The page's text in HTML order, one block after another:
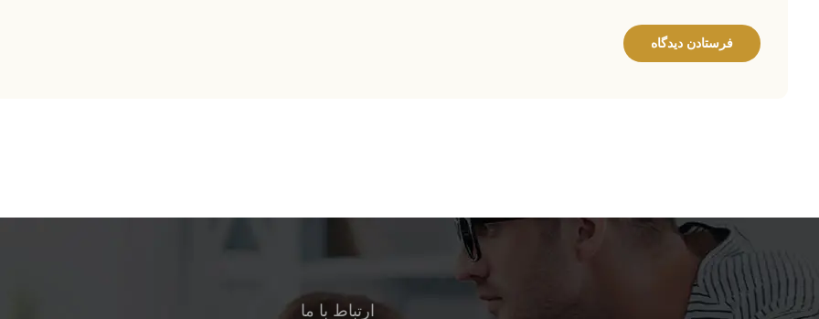
فرستادن دیدگاه
ارتباط با ما